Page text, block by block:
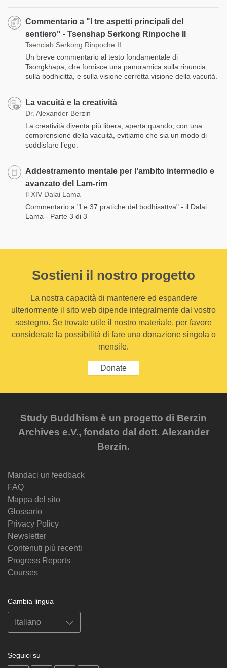
Commentario a "I tre aspetti principali del
sentiero" - Tsenshap Serkong Rinpoche II
Tsenciab Serkong Rinpoche II
Un breve commentario al testo fondamentale di
Tsongkhapa, che fornisce una panoramica sulla rinuncia,
sulla bodhicitta, e sulla visione corretta visione della vacuità.
La vacuità e la creatività
Dr. Alexander Berzin
La creatività diventa più libera, aperta quando, con una
comprensione della vacuità, evitiamo che sia un modo di
soddisfare l’ego.
Addestramento mentale per l’ambito intermedio e
avanzato del Lam-rim
Il XIV Dalai Lama
Commentario a "Le 37 pratiche del bodhisattva" - il Dalai
Lama - Parte 3 di 3
Sostieni il nostro progetto
La nostra capacità di mantenere ed espandere
ulteriormente il sito web dipende integralmente dal vostro
sostegno. Se trovate utile il nostro materiale, per favore
considerate la possibilità di fare una donazione singola o
mensile.
Donate
Study Buddhism è un progetto di Berzin
Archives e.V., fondato dal dott. Alexander
Berzin.
Mandaci un feedback
FAQ
Mappa del sito
Glossario
Privacy Policy
Newsletter
Contenuti più recenti
Progress Reports
Courses
Cambia lingua
Seguici su